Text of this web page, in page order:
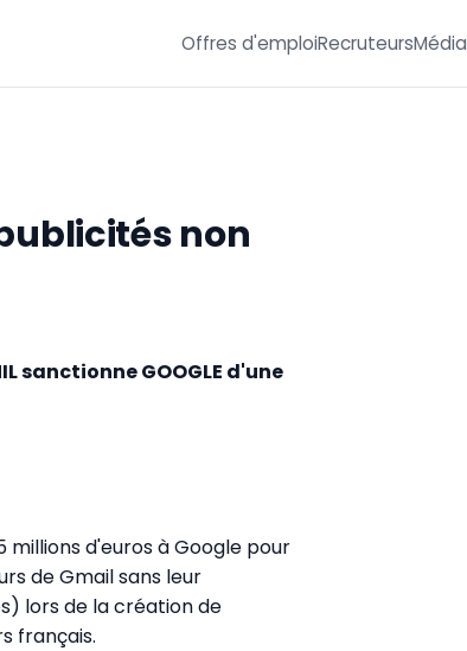
Offres d'emploiRecruteursMédia
non
sanctionne GOOGLE d'une
millions d'euros à Google pour
de Gmail sans leur
lors de la création de
français.